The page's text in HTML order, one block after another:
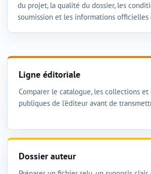
du projet, la qualité du dossier, les
soumission et les informations officielles
Ligne éditoriale
Comparer le catalogue, les collections et
publiques de l'éditeur avant de
Dossier auteur